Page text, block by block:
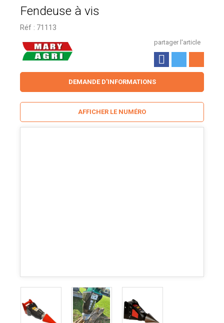
Fendeuse à vis
Réf : 71113
partager l'article
DEMANDE D'INFORMATIONS
AFFICHER LE NUMÉRO